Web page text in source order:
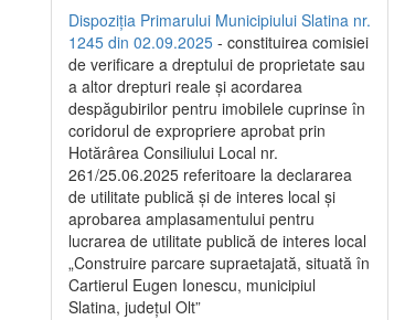
Dispoziția Primarului Municipiului Slatina nr.
1245 din 02.09.2025 - constituirea comisiei
de verificare a dreptului de proprietate sau
a altor drepturi reale și acordarea
despăgubirilor pentru imobilele cuprinse în
coridorul de expropriere aprobat prin
Hotărârea Consiliului Local nr.
261/25.06.2025 referitoare la declararea
de utilitate publică și de interes local și
aprobarea amplasamentului pentru
lucrarea de utilitate publică de interes local
„Construire parcare supraetajată, situată în
Cartierul Eugen Ionescu, municipiul
Slatina, județul Olt”